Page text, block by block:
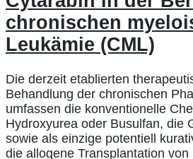
chronischen
Leukämie (CML)
Die derzeit etablierten
Behandlung der chronischen
umfassen die konventionelle
Hydroxyurea oder Busulfan, die
sowie als einzige potentiell
die allogene Transplantation